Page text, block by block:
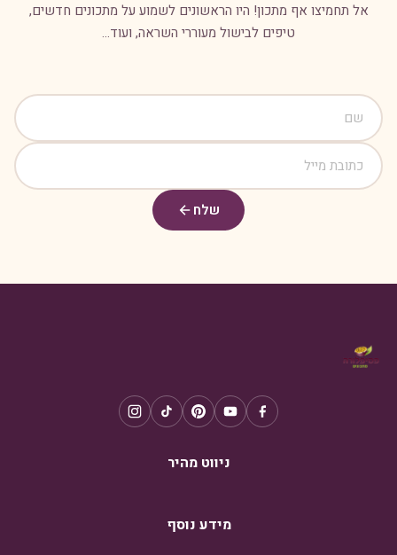
אל תחמיצו אף מתכון! היו הראשונים לשמוע על מתכונים חדשים,
טיפים לבישול מעוררי השראה, ועוד...
שלח
ניווט מהיר
מידע נוסף